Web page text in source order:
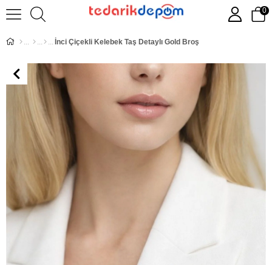
0
İnci Çiçekli Kelebek Taş Detaylı Gold Broş